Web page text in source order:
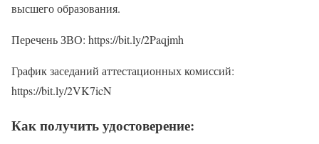
высшего образования.
Перечень ЗВО: https://bit.ly/2Paqjmh
График заседаний аттестационных комиссий:
https://bit.ly/2VK7icN
Как получить удостоверение: